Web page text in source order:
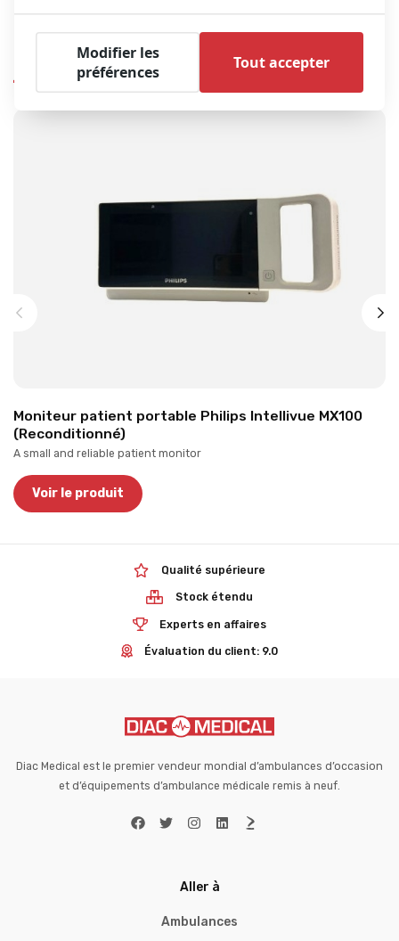
Produits similaires
Moniteur patient portable Philips Intellivue MX100
(Reconditionné)
A small and reliable patient monitor
Voir le produit
Qualité supérieure
Stock étendu
Experts en affaires
Évaluation du client: 9.0
Diac Medical est le premier vendeur mondial d’ambulances d’occasion
et d’équipements d’ambulance médicale remis à neuf.
Aller à
Ambulances
Modifier les
préférences
Tout accepter